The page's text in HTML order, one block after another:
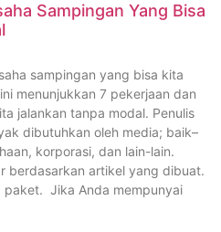
Sampingan Yang Bisa
sampingan yang bisa kita
menunjukkan 7 pekerjaan dan
jalankan tanpa modal. Penulis
dibutuhkan oleh media; baik–
korporasi, dan lain-lain.
berdasarkan artikel yang dibuat.
Jika Anda mempunyai